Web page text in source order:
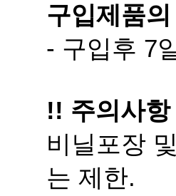
구입제품
- 구입후 7
!! 주의사항
는 제한.